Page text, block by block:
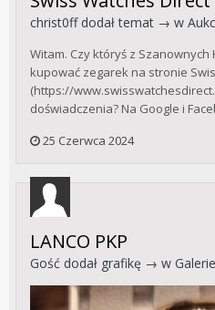
christ0ffdodał temat → w
Witam. Czy któryś z Szanownych
kupować zegarek na stronie
(https://
doświadczenia? Na Google i
25 Czerwca 2024
LANCO PKP
Gość dodał grafikę → w